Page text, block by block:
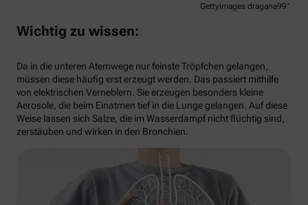
GettyImages dragana991
Wichtig zu wissen:
Da in die unteren Atemwege nur feinste Tröpfchen gelangen,
müssen diese häufig erst erzeugt werden. Das passiert mithilfe
von elektrischen Verneblern. Sie erzeugen besonders kleine
Aerosole, die beim Einatmen tief in die Lunge gelangen. Auf diese
Weise lassen sich Salze, die im Wasserdampf nicht flüchtig sind,
zerstäuben und wirken in den Bronchien.